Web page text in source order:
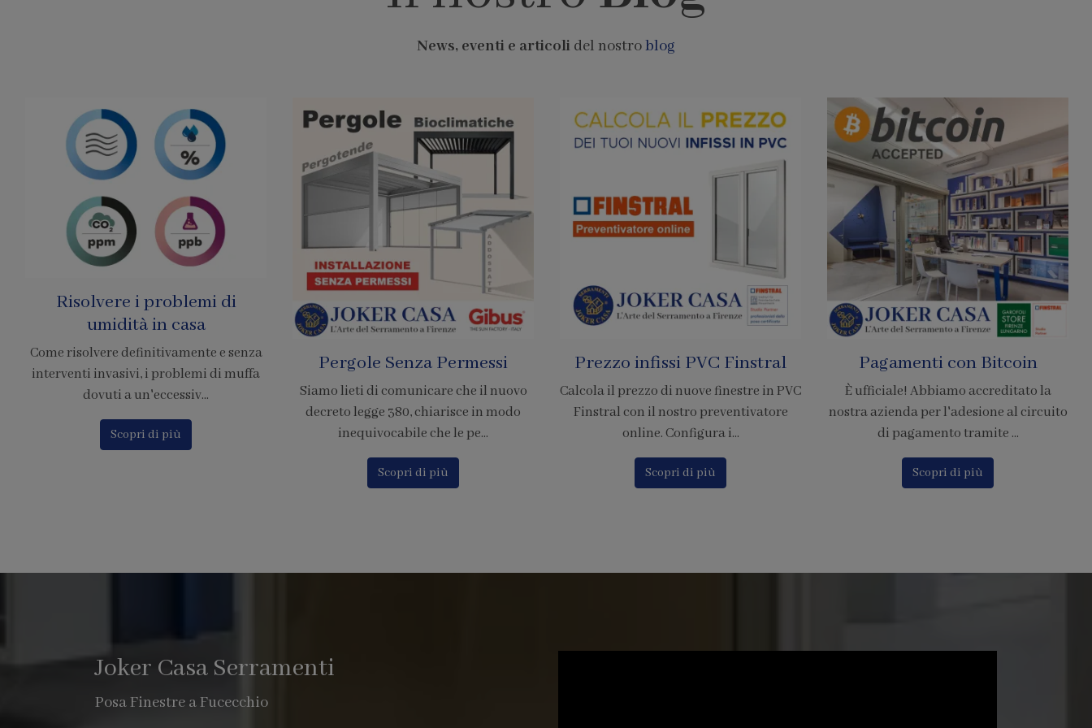
News, eventi e articoli del nostroblog
Pergole Senza Permessi
Siamo lieti di comunicare che il nuovo
inequivocabile che le pe...
Prezzo infissi PVC Finstral
Calcola il prezzo di nuove finestre in PVC
Finstral con il nostro preventivatore
online. Configura i...
Scopri di più
Pagamenti con Bitcoin
È ufficiale! Abbiamo accreditato la
nostra azienda per l'adesione al circuito
di pagamento tramite ...
Scopri di più
SharkNet: Le Zanzariere
Resistenti di Grandi
Dimensioni
La zanzariera SharkNet introduce
innovazione risolvendo i principali
problemi delle comuni zanzarier...
Joker Casa Serramenti
Posa Finestre a Fucecchio